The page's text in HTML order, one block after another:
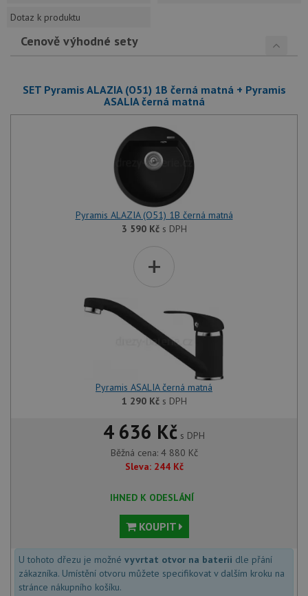
Dotaz k produktu
Cenově výhodné sety
SET Pyramis ALAZIA (O51) 1B černá matná + Pyramis
ASALIA černá matná
Pyramis ALAZIA (O51) 1B černá matná
3 590 Kčs DPH
+
Pyramis ASALIA černá matná
1 290 Kčs DPH
4 636 Kč s DPH
Běžná cena: 4 880 Kč
Sleva: 244 Kč
IHNED K ODESLÁNÍ
KOUPIT
U tohoto dřezu je možné vyvrtat otvor na baterii dle přání
zákazníka. Umístění otvoru můžete specifikovat v dalším kroku na
stránce nákupního košíku.